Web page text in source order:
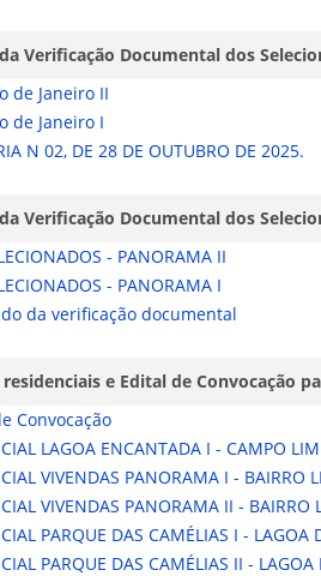
Verificação Documental dos
de Janeiro II
de Janeiro I
N 02, DE 28 DE OUTUBRO DE 2025.
Verificação Documental dos
- PANORAMA II
- PANORAMA I
da verificação documental
e Edital de Convocação
Convocação
LAGOA ENCANTADA I - CAMPO
VIVENDAS PANORAMA I - BAIRRO
VIVENDAS PANORAMA II - BAIRRO
PARQUE DAS CAMÉLIAS I - LAGOA
PARQUE DAS CAMÉLIAS II - LAGOA